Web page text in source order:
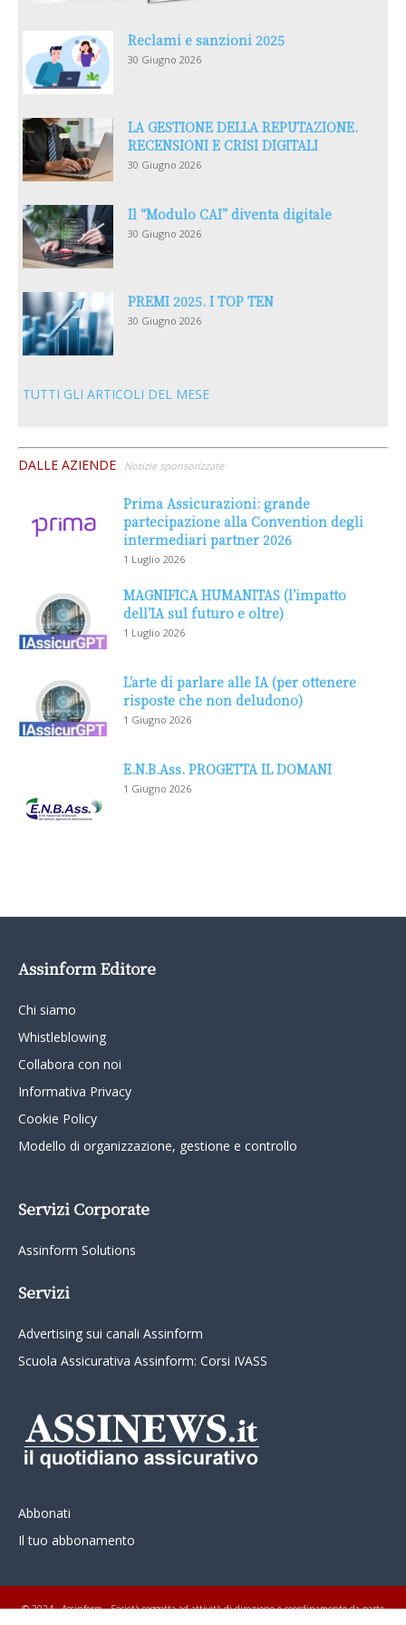
Reclami e sanzioni 2025
30 Giugno 2026
LA GESTIONE DELLA REPUTAZIONE.
RECENSIONI E CRISI DIGITALI
30 Giugno 2026
Il “Modulo CAI” diventa digitale
30 Giugno 2026
PREMI 2025. I TOP TEN
30 Giugno 2026
TUTTI GLI ARTICOLI DEL MESE
DALLE AZIENDE Notizie sponsorizzate
Prima Assicurazioni: grande
partecipazione alla Convention degli
intermediari partner 2026
1 Luglio 2026
MAGNIFICA HUMANITAS (l’impatto
dell’IA sul futuro e oltre)
1 Luglio 2026
L’arte di parlare alle IA (per ottenere
risposte che non deludono)
1 Giugno 2026
E.N.B.Ass. PROGETTA IL DOMANI
1 Giugno 2026
Assinform Editore
Chi siamo
Whistleblowing
Collabora con noi
Informativa Privacy
Cookie Policy
Modello di organizzazione, gestione e controllo
Servizi Corporate
Assinform Solutions
Servizi
Advertising sui canali Assinform
Scuola Assicurativa Assinform: Corsi IVASS
Abbonati
Il tuo abbonamento
© 2024 - Assinform - Società soggetta ad attività di direzione e coordinamento da parte